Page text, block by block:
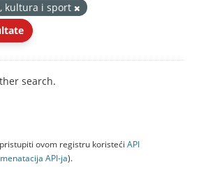
kultura i sport
search.
ovom registru koristeći API
API-jа).